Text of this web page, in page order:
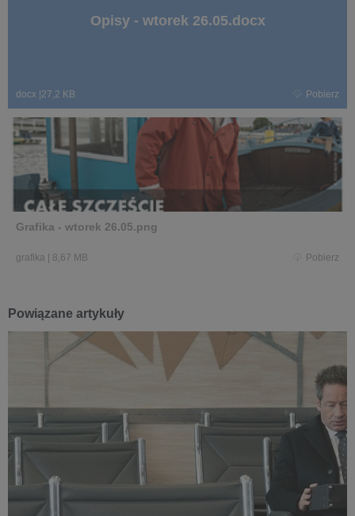
Opisy - wtorek 26.05.docx
docx 27,2 KB Pobierz
Grafika - wtorek 26.05.png
grafika 8,67 MB Pobierz
Powiązane artykuły